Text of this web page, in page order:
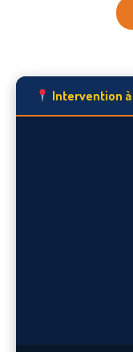
Intervention à